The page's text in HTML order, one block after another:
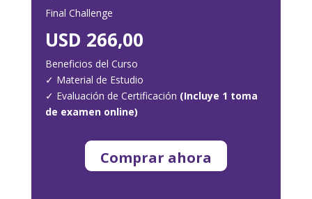
Final Challenge
USD 266,00
Beneficios del Curso
✓ Material de Estudio
✓ Evaluación de Certificación (Incluye 1 toma
de examen online)
Comprar ahora